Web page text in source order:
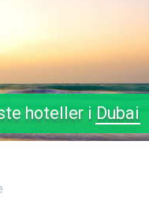
hoteller i Dubai